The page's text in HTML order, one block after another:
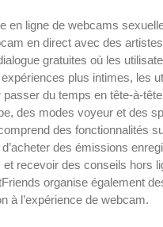
en ligne de webcams
en direct avec des
gratuites où les
plus intimes, les
passer du temps en tête-à-
des modes voyeur et des
des fonctionnalités
des émissions
recevoir des conseils hors
organise également
à l’expérience de webcam.